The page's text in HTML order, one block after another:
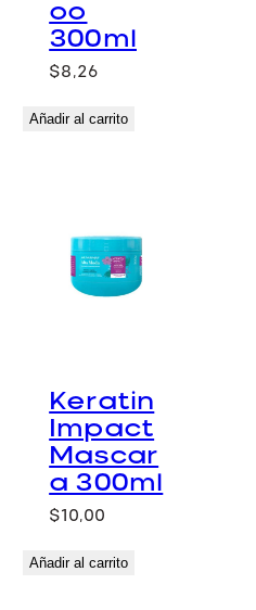
oo
300ml
$8,26
Añadir al carrito
Keratin
Impact
Mascar
a 300ml
$10,00
Añadir al carrito